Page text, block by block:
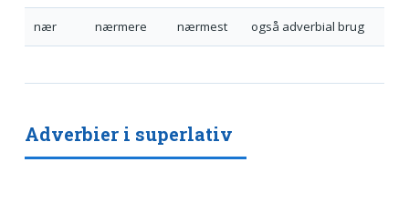
nær nærmere nærmest også adverbial brug
Adverbier i superlativ